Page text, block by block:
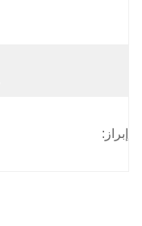
إبراز: